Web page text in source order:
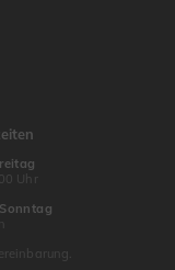
Uhr
Sonntag